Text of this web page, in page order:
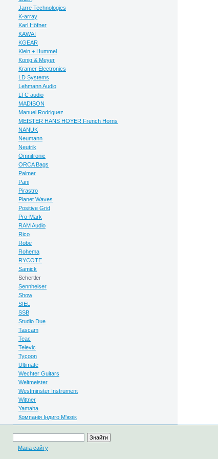
Jarre Technologies
K-array
Karl Höfner
KAWAI
KGEAR
Klein + Hummel
Konig & Meyer
Kramer Electronics
LD Systems
Lehmann Audio
LTC audio
MADISON
Manuel Rodriguez
MEISTER HANS HOYER French Horns
NANUK
Neumann
Neutrik
Omnitronic
ORCA Bags
Palmer
Pani
Pirastro
Planet Waves
Positive Grid
Pro-Mark
RAM Audio
Rico
Robe
Rohema
RYCOTE
Samick
Schertler
Sennheiser
Show
SIEL
SSB
Studio Due
Tascam
Teac
Televic
Tycoon
Ultimate
Wechter Guitars
Weltmeister
Westminster Instrument
Wittner
Yamaha
Компанія Індиго М'юзік
Мапа сайту